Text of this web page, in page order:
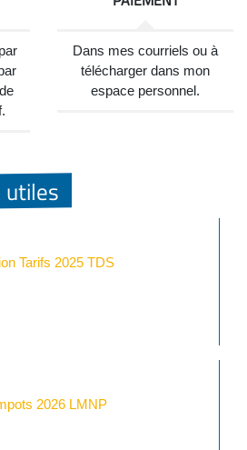
Dans mes courriels ou à
télécharger dans mon
espace personnel.
utiles
Tarifs 2025 TDS
2026 LMNP